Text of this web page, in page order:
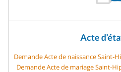
Acte
Demande Acte de naissance Saint-
Demande Acte de mariage Saint-